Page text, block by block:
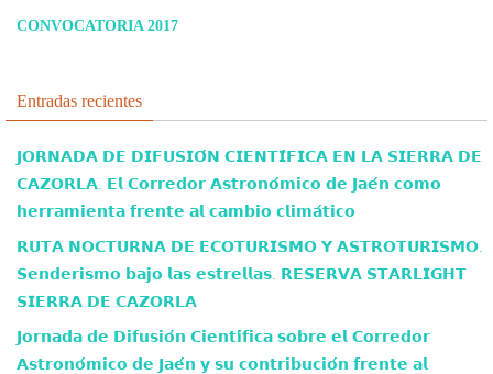
CONVOCATORIA 2017
Entradas recientes
𝗝𝗢𝗥𝗡𝗔𝗗𝗔 𝗗𝗘 𝗗𝗜𝗙𝗨𝗦𝗜𝗢́𝗡 𝗖𝗜𝗘𝗡𝗧𝗜́𝗙𝗜𝗖𝗔 𝗘𝗡 𝗟𝗔 𝗦𝗜𝗘𝗥𝗥𝗔 𝗗𝗘
𝗖𝗔𝗭𝗢𝗥𝗟𝗔. 𝗘𝗹 𝗖𝗼𝗿𝗿𝗲𝗱𝗼𝗿 𝗔𝘀𝘁𝗿𝗼𝗻𝗼́𝗺𝗶𝗰𝗼 𝗱𝗲 𝗝𝗮𝗲́𝗻 𝗰𝗼𝗺𝗼
𝗵𝗲𝗿𝗿𝗮𝗺𝗶𝗲𝗻𝘁𝗮 𝗳𝗿𝗲𝗻𝘁𝗲 𝗮𝗹 𝗰𝗮𝗺𝗯𝗶𝗼 𝗰𝗹𝗶𝗺𝗮́𝘁𝗶𝗰𝗼
𝗥𝗨𝗧𝗔 𝗡𝗢𝗖𝗧𝗨𝗥𝗡𝗔 𝗗𝗘 𝗘𝗖𝗢𝗧𝗨𝗥𝗜𝗦𝗠𝗢 𝗬 𝗔𝗦𝗧𝗥𝗢𝗧𝗨𝗥𝗜𝗦𝗠𝗢.
𝗦𝗲𝗻𝗱𝗲𝗿𝗶𝘀𝗺𝗼 𝗯𝗮𝗷𝗼 𝗹𝗮𝘀 𝗲𝘀𝘁𝗿𝗲𝗹𝗹𝗮𝘀. 𝗥𝗘𝗦𝗘𝗥𝗩𝗔 𝗦𝗧𝗔𝗥𝗟𝗜𝗚𝗛𝗧
𝗦𝗜𝗘𝗥𝗥𝗔 𝗗𝗘 𝗖𝗔𝗭𝗢𝗥𝗟𝗔
𝗝𝗼𝗿𝗻𝗮𝗱𝗮 𝗱𝗲 𝗗𝗶𝗳𝘂𝘀𝗶𝗼́𝗻 𝗖𝗶𝗲𝗻𝘁𝗶́𝗳𝗶𝗰𝗮 𝘀𝗼𝗯𝗿𝗲 𝗲𝗹 𝗖𝗼𝗿𝗿𝗲𝗱𝗼𝗿
𝗔𝘀𝘁𝗿𝗼𝗻𝗼́𝗺𝗶𝗰𝗼 𝗱𝗲 𝗝𝗮𝗲́𝗻 𝘆 𝘀𝘂 𝗰𝗼𝗻𝘁𝗿𝗶𝗯𝘂𝗰𝗶𝗼́𝗻 𝗳𝗿𝗲𝗻𝘁𝗲 𝗮𝗹